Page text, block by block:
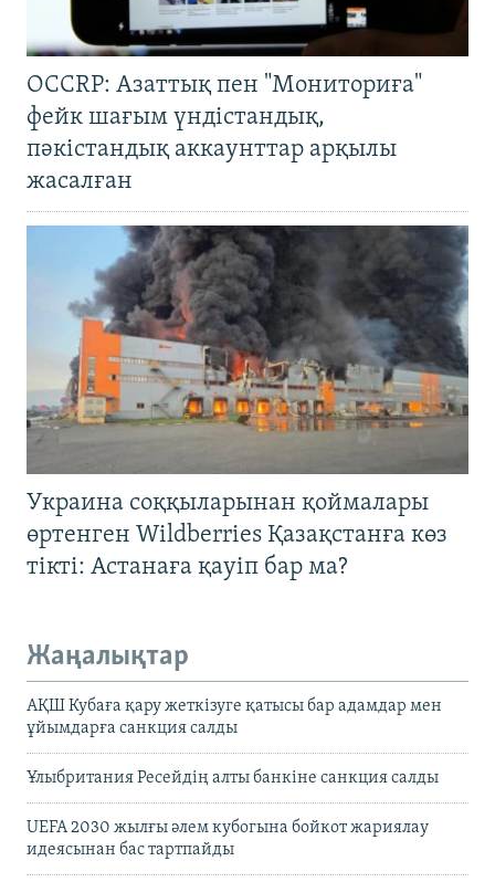
OCCRP: Азаттық пен "Мониториға"
фейк шағым үндістандық,
пәкістандық аккаунттар арқылы
жасалған
Украина соққыларынан қоймалары
өртенген Wildberries Қазақстанға көз
тікті: Астанаға қауіп бар ма?
Жаңалықтар
АҚШ Кубаға қару жеткізуге қатысы бар адамдар мен
ұйымдарға санкция салды
Ұлыбритания Ресейдің алты банкіне санкция салды
UEFA 2030 жылғы әлем кубогына бойкот жариялау
идеясынан бас тартпайды